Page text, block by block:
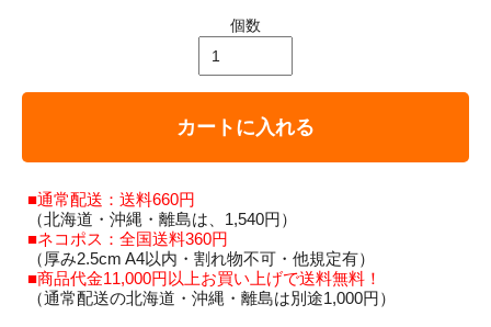
個数
カートに入れる
■通常配送：送料660円
（北海道・沖縄・離島は、1,540円）
■ネコポス：全国送料360円
（厚み2.5cm A4以内・割れ物不可・他規定有）
■商品代金11,000円以上お買い上げで送料無料！
（通常配送の北海道・沖縄・離島は別途1,000円）